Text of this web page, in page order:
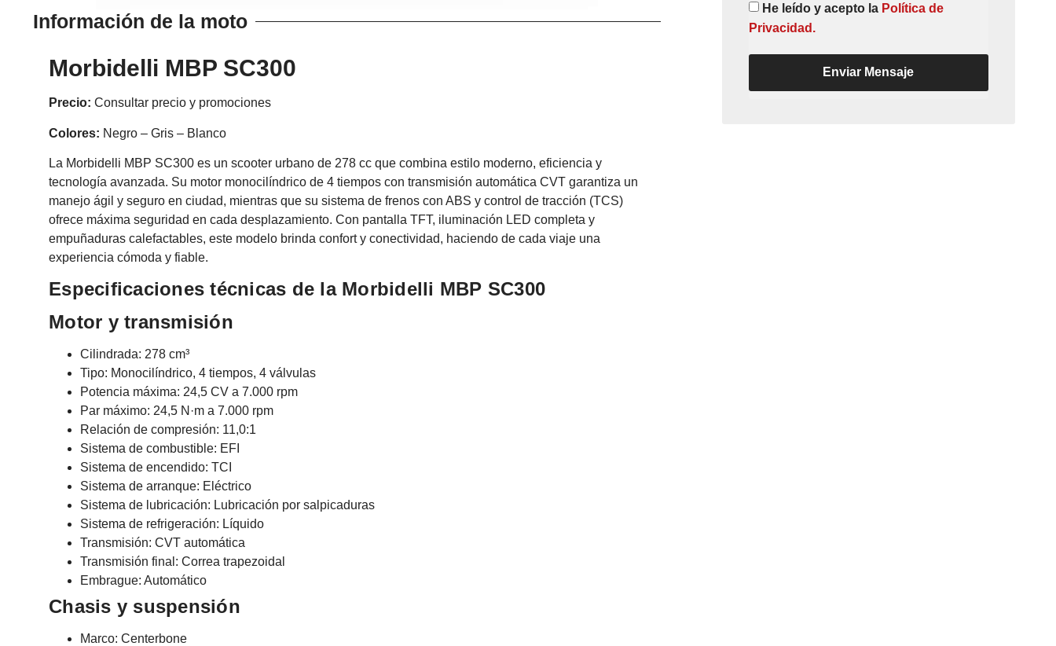
Información de la moto
Morbidelli MBP SC300
Precio: Consultar precio y promociones
Colores: Negro – Gris – Blanco
La Morbidelli MBP SC300 es un scooter urbano de 278 cc que combina estilo moderno, eficiencia y
tecnología avanzada. Su motor monocilíndrico de 4 tiempos con transmisión automática CVT garantiza un
manejo ágil y seguro en ciudad, mientras que su sistema de frenos con ABS y control de tracción (TCS)
ofrece máxima seguridad en cada desplazamiento. Con pantalla TFT, iluminación LED completa y
empuñaduras calefactables, este modelo brinda confort y conectividad, haciendo de cada viaje una
experiencia cómoda y fiable.
Especificaciones técnicas de la Morbidelli MBP SC300
Motor y transmisión
Cilindrada: 278 cm³
Tipo: Monocilíndrico, 4 tiempos, 4 válvulas
Potencia máxima: 24,5 CV a 7.000 rpm
Par máximo: 24,5 N·m a 7.000 rpm
Relación de compresión: 11,0:1
Sistema de combustible: EFI
Sistema de encendido: TCI
Sistema de arranque: Eléctrico
Sistema de lubricación: Lubricación por salpicaduras
Sistema de refrigeración: Líquido
Transmisión: CVT automática
Transmisión final: Correa trapezoidal
Embrague: Automático
Chasis y suspensión
Marco: Centerbone
He leído y acepto la Política de
Privacidad.
Enviar Mensaje